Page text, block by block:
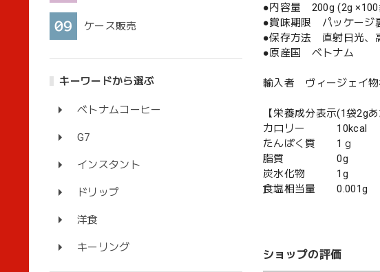
ケース販売
キーワードから選ぶ
ベトナムコーヒー
G7
インスタント
ドリップ
洋食
キーリング
●内容量 200g (2g ×100
●賞味期限 パッケージ
●保存方法 直射日光、
●原産国 ベトナム
輸入者 ヴィージェイ物
【栄養成分表示(1袋2gあ
カロリー 10kcal
たんぱく質 1ｇ
脂質 0g
炭水化物 1g
食塩相当量 0.001g
ショップの評価